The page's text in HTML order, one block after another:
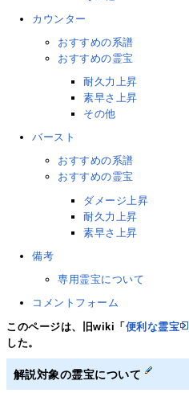
カウンター
おすすめの系譜
おすすめの霊宝
耐久力上昇
素早さ上昇
その他
バースト
おすすめの系譜
おすすめの霊宝
ダメージ上昇
耐久力上昇
素早さ上昇
備考
専用霊宝について
コメントフォーム
このページは、旧wiki「 便利な霊宝
した。
解説対象の霊宝について